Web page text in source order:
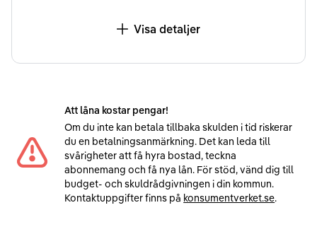
Visa detaljer
Att låna kostar pengar!
Om du inte kan betala tillbaka skulden i tid riskerar
du en betalningsanmärkning. Det kan leda till
svårigheter att få hyra bostad, teckna
abonnemang och få nya lån. För stöd, vänd dig till
budget- och skuldrådgivningen i din kommun.
Kontaktuppgifter finns på konsumentverket.se.